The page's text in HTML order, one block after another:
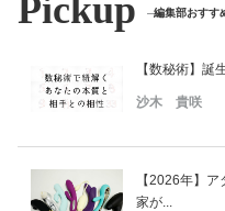
Pickup 編集部おすす
【数秘術】誕
沙木 貴咲
【2026年】
家が...